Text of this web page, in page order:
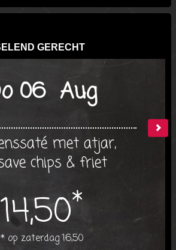
GERECHT
06 Aug
met atjar,
chips & friet
14,50*
* op zaterdag 16,50